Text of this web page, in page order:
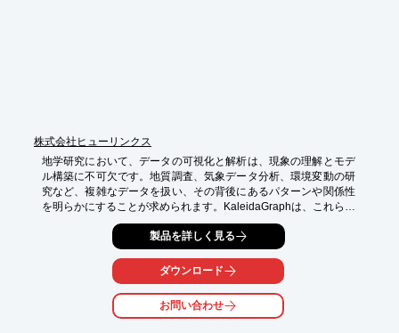
株式会社ヒューリンクス
地学研究において、データの可視化と解析は、現象の理解とモデ
ル構築に不可欠です。地質調査、気象データ分析、環境変動の研
究など、複雑なデータを扱い、その背後にあるパターンや関係性
を明らかにすることが求められます。KaleidaGraphは、これらの
課題に対し、科学的に正確なグラフ作成と高度なデータ解析機能
を提供します。これにより、研究者はデータを効果的に視覚化
し、複雑な現象を理解し、研究成果を明確に表現できます。
【活用シーン】
・岩石、地質の化学組成データの解析
・気象データのトレンド分析と統計解析
製品を詳しく見る
ダウンロード
お問い合わせ